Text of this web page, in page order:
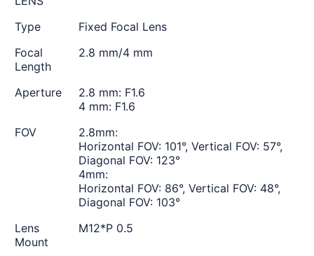
Type
Fixed Focal Lens
Focal
Length
2.8 mm/4 mm
Aperture
2.8 mm: F1.6
4 mm: F1.6
FOV
2.8mm:
Horizontal FOV: 101°, Vertical FOV: 57°,
Diagonal FOV: 123°
4mm:
Horizontal FOV: 86°, Vertical FOV: 48°,
Diagonal FOV: 103°
Lens
Mount
M12*P 0.5